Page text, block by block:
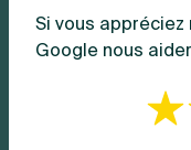
fiches sur les
Si vous appréciez
Google nous